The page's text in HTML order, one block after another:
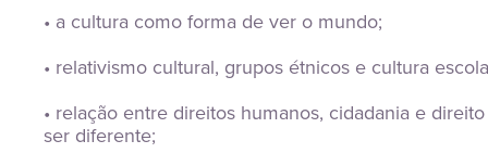
• a cultura como forma de ver o mundo;
• relativismo cultural, grupos étnicos e cultura
• relação entre direitos humanos, cidadania e
ser diferente;